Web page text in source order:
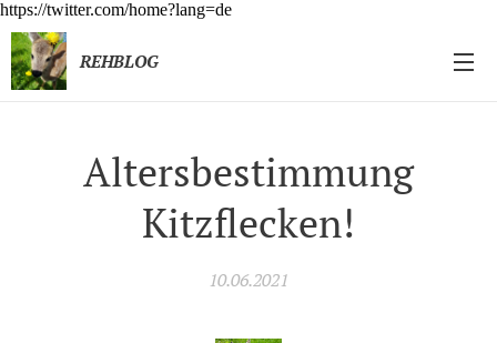
https://twitter.com/home?lang=de
REHBLOG
Altersbestimmung
Kitzflecken!
10.06.2021